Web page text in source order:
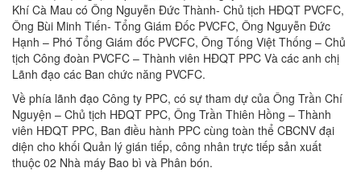
Khí Cà Mau có Ông Nguyễn Đức Thành- Chủ tịch HĐQT PVCFC,
Ông Bùi Minh Tiến- Tổng Giám Đốc PVCFC, Ông Nguyễn Đức
Hạnh – Phó Tổng Giám đốc PVCFC, Ông Tống Việt Thống – Chủ
tịch Công đoàn PVCFC – Thành viên HĐQT PPC Và các anh chị
Lãnh đạo các Ban chức năng PVCFC.
Về phía lãnh đạo Công ty PPC, có sự tham dự của Ông Trần Chí
Nguyện – Chủ tịch HĐQT PPC, Ông Trần Thiên Hồng – Thành
viên HĐQT PPC, Ban điều hành PPC cùng toàn thể CBCNV đại
diện cho khối Quản lý gián tiếp, công nhân trực tiếp sản xuất
thuộc 02 Nhà máy Bao bì và Phân bón.